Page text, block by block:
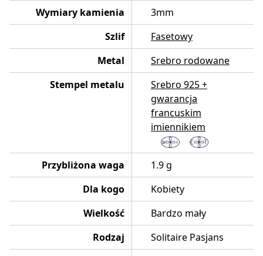
Wymiary kamienia
3mm
Szlif
Fasetowy
Metal
Srebro rodowane
Stempel metalu
Srebro 925 +
gwarancja
francuskim
imiennikiem
Przybliżona waga
1.9 g
Dla kogo
Kobiety
Wielkość
Bardzo mały
Rodzaj
Solitaire Pasjans